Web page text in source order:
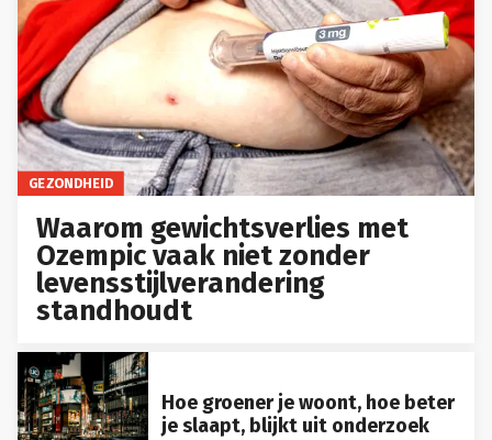
GEZONDHEID
Waarom gewichtsverlies met
Ozempic vaak niet zonder
levensstijlverandering
standhoudt
Hoe groener je woont, hoe beter
je slaapt, blijkt uit onderzoek